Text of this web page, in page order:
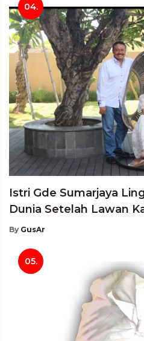
04.
Istri Gde Sumarjaya
Dunia Setelah Lawan
By GusAr
05.